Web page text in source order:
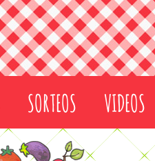
SORTEOS VIDEOS